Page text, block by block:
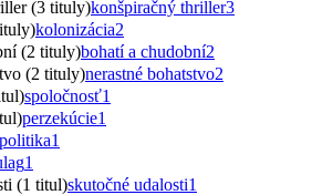
(3 tituly)konšpiračný thriller3
kolonizácia2
(2 tituly)bohatí a chudobní2
(2 tituly)nerastné bohatstvo2
spoločnosť1
perzekúcie1
politika1
1
(1 titul)skutočné udalosti1